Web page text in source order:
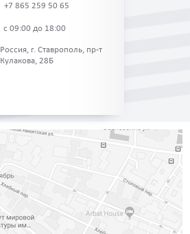
+7 865 259 50 65
с 09:00 до 18:00
Россия, г. Ставрополь, пр-т
Кулакова, 28Б